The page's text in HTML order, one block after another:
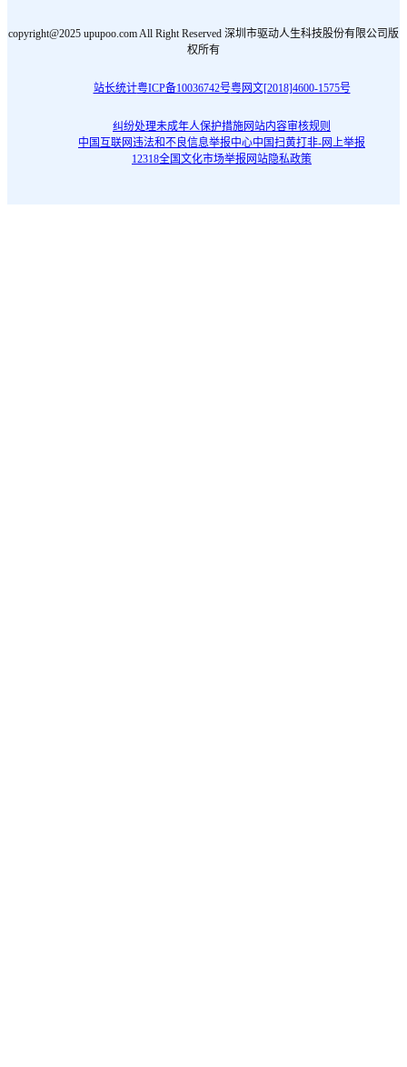
copyright@2025 upupoo.com All Right Reserved 深圳市驱动人生科技股份有限公司版
权所有
站长统计粤ICP备10036742号粤网文[2018]4600-1575号
纠纷处理未成年人保护措施网站内容审核规则
中国互联网违法和不良信息举报中心中国扫黄打非-网上举报
12318全国文化市场举报网站隐私政策